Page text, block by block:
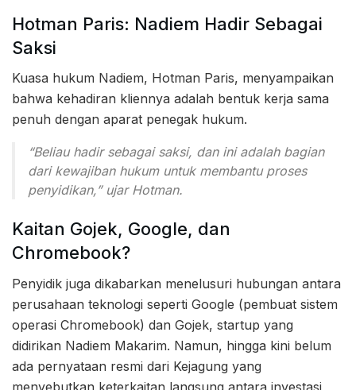
Hotman Paris: Nadiem Hadir Sebagai
Saksi
Kuasa hukum Nadiem, Hotman Paris, menyampaikan
bahwa kehadiran kliennya adalah bentuk kerja sama
penuh dengan aparat penegak hukum.
“Beliau hadir sebagai saksi, dan ini adalah bagian
dari kewajiban hukum untuk membantu proses
penyidikan,” ujar Hotman.
Kaitan Gojek, Google, dan
Chromebook?
Penyidik juga dikabarkan menelusuri hubungan antara
perusahaan teknologi seperti Google (pembuat sistem
operasi Chromebook) dan Gojek, startup yang
didirikan Nadiem Makarim. Namun, hingga kini belum
ada pernyataan resmi dari Kejagung yang
menyebutkan keterkaitan langsung antara investasi